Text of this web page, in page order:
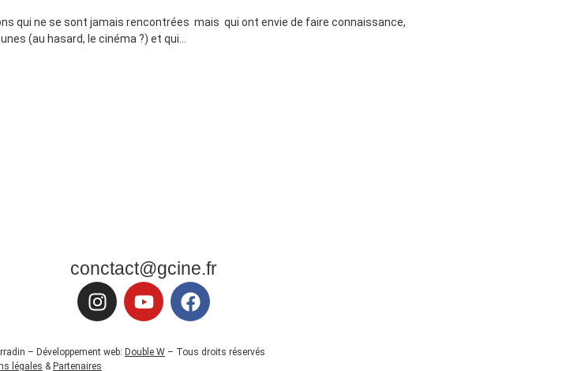
qui ne se sont jamais rencontrées mais qui ont envie de faire connaissance,
(au hasard, le cinéma ?) et qui...
conctact@gcine.fr
– Développement web: Double W – Tous droits réservés
légales & Partenaires